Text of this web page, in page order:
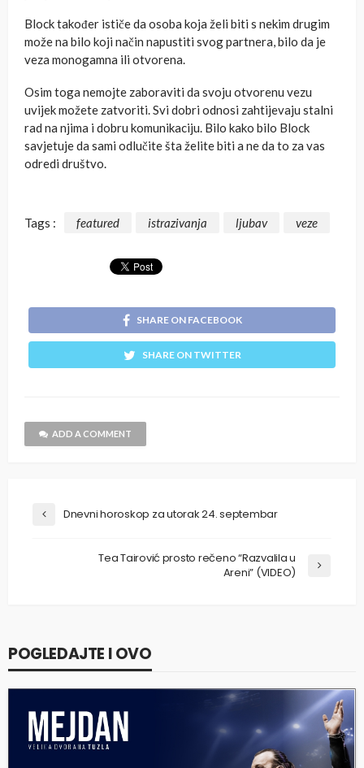
Block također ističe da osoba koja želi biti s nekim drugim
može na bilo koji način napustiti svog partnera, bilo da je
veza monogamna ili otvorena.
Osim toga nemojte zaboraviti da svoju otvorenu vezu
uvijek možete zatvoriti. Svi dobri odnosi zahtijevaju stalni
rad na njima i dobru komunikaciju. Bilo kako bilo Block
savjetuje da sami odlučite šta želite biti a ne da to za vas
odredi društvo.
Tags : featured istrazivanja ljubav veze
SHARE ON FACEBOOK
SHARE ON TWITTER
ADD A COMMENT
Dnevni horoskop za utorak 24. septembar
Tea Tairović prosto rečeno “Razvalila u
Areni” (VIDEO)
POGLEDAJTE I OVO